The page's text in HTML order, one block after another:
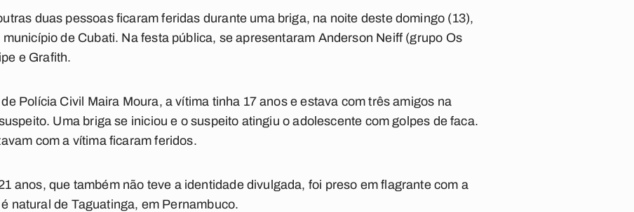
duas pessoas ficaram feridas durante uma briga, na noite deste domingo (13),
município de Cubati. Na festa pública, se apresentaram Anderson Neiff (grupo Os
e Grafith.
Polícia Civil Maira Moura, a vítima tinha 17 anos e estava com três amigos na
Uma briga se iniciou e o suspeito atingiu o adolescente com golpes de faca.
com a vítima ficaram feridos.
anos, que também não teve a identidade divulgada, foi preso em flagrante com a
natural de Taguatinga, em Pernambuco.